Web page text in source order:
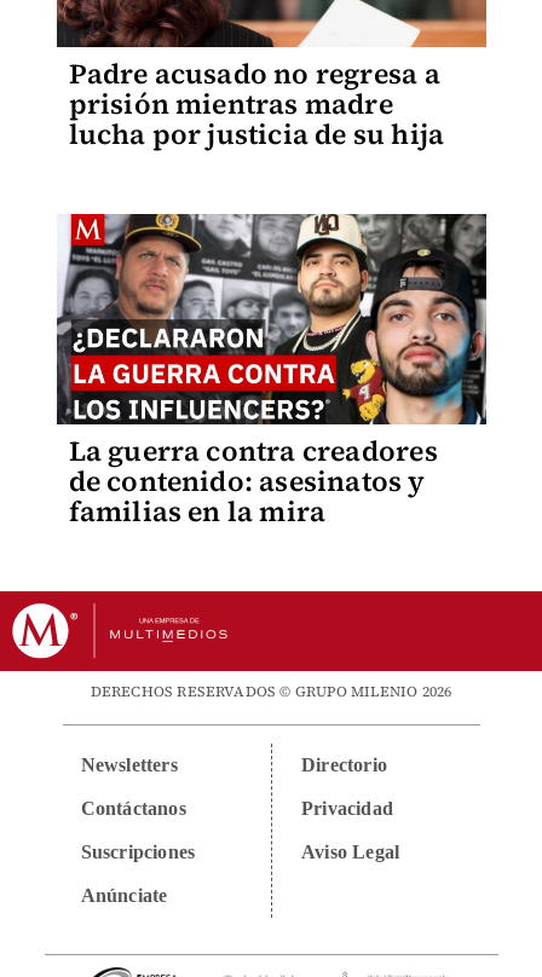
Padre acusado no regresa a
prisión mientras madre
lucha por justicia de su hija
La guerra contra creadores
de contenido: asesinatos y
familias en la mira
DERECHOS RESERVADOS © GRUPO MILENIO 2026
Newsletters
Contáctanos
Suscripciones
Anúnciate
Directorio
Privacidad
Aviso Legal